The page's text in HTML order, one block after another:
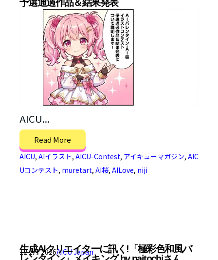
予選通過作品＆結果発表
AICU...
Read More
AICU, AIイラスト, AICU-Contest, アイキューマガジン, AIC
Uコンテスト, muretart, AI桜, AILove, niji
生成AIクリエイターに訊く!「極彩色和風バ
12 2月 2026AICU Japan